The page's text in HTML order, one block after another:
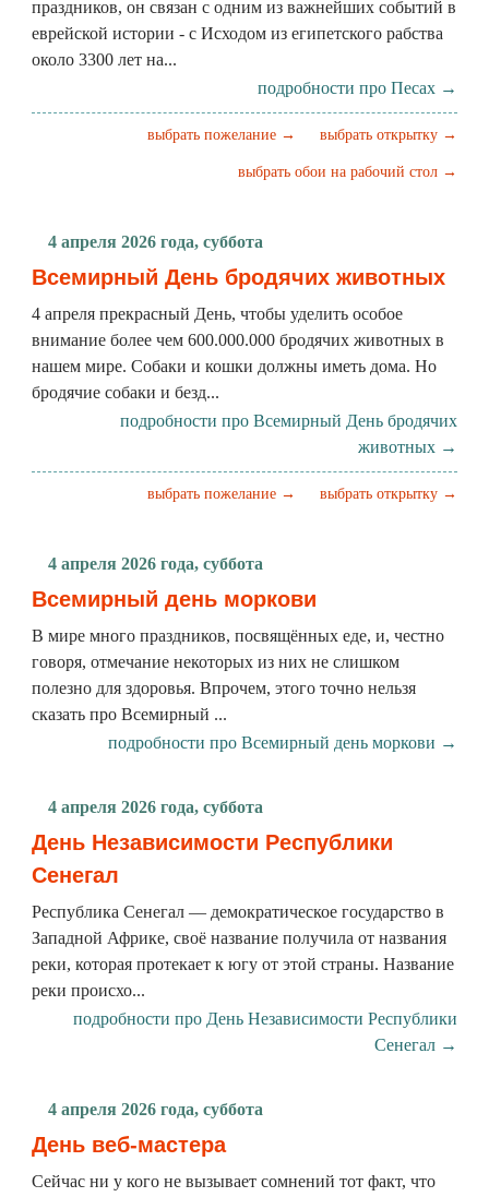
праздников, он связан с одним из важнейших событий в
еврейской истории - с Исходом из египетского рабства
около 3300 лет на...
подробности про Песах →
выбрать открытку →
выбрать пожелание →
выбрать обои на рабочий стол →
4 апреля 2026 года, суббота
Всемирный День бродячих животных
4 апреля прекрасный День, чтобы уделить особое
внимание более чем 600.000.000 бродячих животных в
нашем мире. Собаки и кошки должны иметь дома. Но
бродячие собаки и безд...
подробности про Всемирный День бродячих
животных →
выбрать открытку →
выбрать пожелание →
4 апреля 2026 года, суббота
Всемирный день моркови
В мире много праздников, посвящённых еде, и, честно
говоря, отмечание некоторых из них не слишком
полезно для здоровья. Впрочем, этого точно нельзя
сказать про Всемирный ...
подробности про Всемирный день моркови →
4 апреля 2026 года, суббота
День Независимости Республики
Сенегал
Республика Сенегал — демократическое государство в
Западной Африке, своё название получила от названия
реки, которая протекает к югу от этой страны. Название
реки происхо...
подробности про День Независимости Республики
Сенегал →
4 апреля 2026 года, суббота
День веб-мастера
Сейчас ни у кого не вызывает сомнений тот факт, что